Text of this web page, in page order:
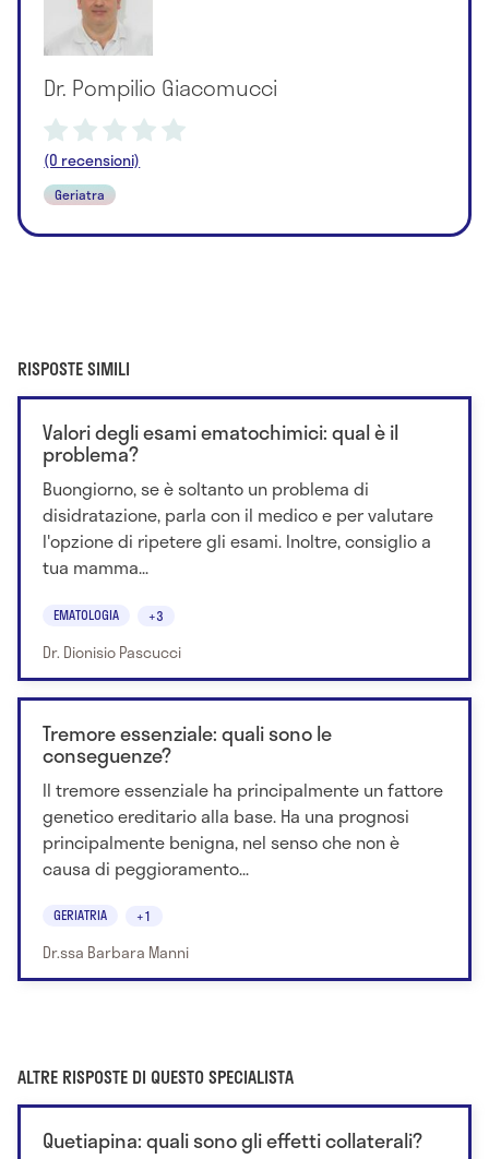
Dr. Pompilio Giacomucci
(0 recensioni)
Geriatra
RISPOSTE SIMILI
Valori degli esami ematochimici: qual è il
problema?
Buongiorno, se è soltanto un problema di
disidratazione, parla con il medico e per valutare
l'opzione di ripetere gli esami. Inoltre, consiglio a
tua mamma...
EMATOLOGIA +3
Dr. Dionisio Pascucci
Tremore essenziale: quali sono le
conseguenze?
Il tremore essenziale ha principalmente un fattore
genetico ereditario alla base. Ha una prognosi
principalmente benigna, nel senso che non è
causa di peggioramento...
GERIATRIA +1
Dr.ssa Barbara Manni
ALTRE RISPOSTE DI QUESTO SPECIALISTA
Quetiapina: quali sono gli effetti collaterali?